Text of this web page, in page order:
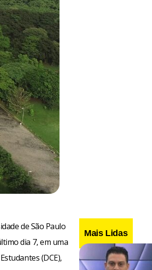
de São Paulo
dia 7, em uma
(DCE),
Mais Lidas